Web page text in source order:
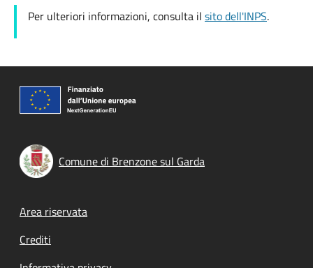
Per ulteriori informazioni, consulta il sito dell'INPS.
Comune di Brenzone sul Garda
Footer menu
Area riservata
Crediti